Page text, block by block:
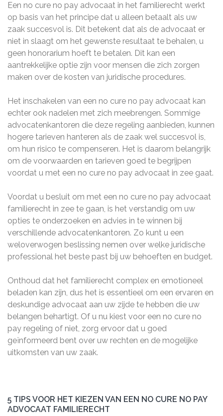
Een no cure no pay advocaat in het familierecht werkt
op basis van het principe dat u alleen betaalt als uw
zaak succesvol is. Dit betekent dat als de advocaat er
niet in slaagt om het gewenste resultaat te behalen, u
geen honorarium hoeft te betalen. Dit kan een
aantrekkelijke optie zijn voor mensen die zich zorgen
maken over de kosten van juridische procedures.
Het inschakelen van een no cure no pay advocaat kan
echter ook nadelen met zich meebrengen. Sommige
advocatenkantoren die deze regeling aanbieden, kunnen
hogere tarieven hanteren als de zaak wel succesvol is,
om hun risico te compenseren. Het is daarom belangrijk
om de voorwaarden en tarieven goed te begrijpen
voordat u met een no cure no pay advocaat in zee gaat.
Voordat u besluit om met een no cure no pay advocaat
familierecht in zee te gaan, is het verstandig om uw
opties te onderzoeken en advies in te winnen bij
verschillende advocatenkantoren. Zo kunt u een
weloverwogen beslissing nemen over welke juridische
professional het beste past bij uw behoeften en budget.
Onthoud dat het familierecht complex en emotioneel
beladen kan zijn, dus het is essentieel om een ervaren en
deskundige advocaat aan uw zijde te hebben die uw
belangen behartigt. Of u nu kiest voor een no cure no
pay regeling of niet, zorg ervoor dat u goed
geïnformeerd bent over uw rechten en de mogelijke
uitkomsten van uw zaak.
5 TIPS VOOR HET KIEZEN VAN EEN NO CURE NO PAY
ADVOCAAT FAMILIERECHT